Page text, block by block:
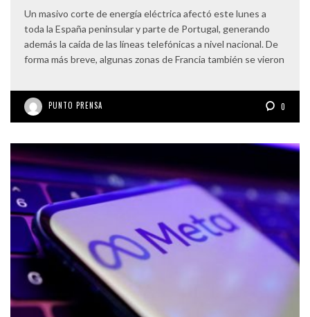
Un masivo corte de energía eléctrica afectó este lunes a
toda la España peninsular y parte de Portugal, generando
además la caída de las líneas telefónicas a nivel nacional. De
forma más breve, algunas zonas de Francia también se vieron
PUNTO PRENSA 0